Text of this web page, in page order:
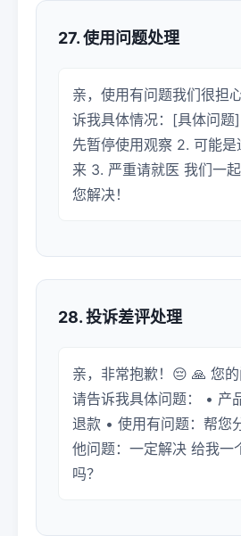
27. 使用问题处理
亲，使用有问题我们很担
诉我具体情况：[具体问题
先暂停使用观察 2. 可能是
来 3. 严重请就医 我们一
您解决！
28. 投诉差评处理
亲，非常抱歉！😔 🙏 您的
请告诉我具体问题： • 产
退款 • 使用有问题：帮您
他问题：一定解决 给我一
吗？